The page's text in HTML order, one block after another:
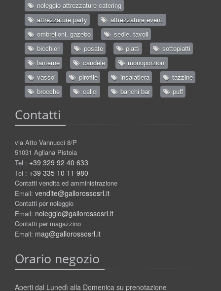
noleggio attrezzature catering
attrezzature party
attrezzature eventi
ombrelloni, gazebo
sedie, tavoli
bicchieri
posate piatti
sottopiatti
lanterne
candele
monoporzioni
vassoi
pirofile insalatiera
tazzine
brocche
calici banchi bar puff
Contatti
via Atto Vannucci 8/P
51031 Agliana Pistoia
Tel : +39 329 92 40 633
Tel : +39 335 10 11 980
Contatti vendita ed amministrazione
Email: vendite@gallorossosrl.it
Contatti per noleggio
Email: noleggio@gallorossosrl.it
Contatti per magazzino
Email: mag@gallorossosrl.it
Orario negozio
Aperti dal Lunedì alla Domenica su prenotazione